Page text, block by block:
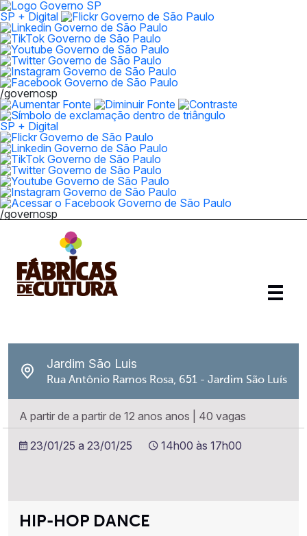
SP + Digital
/governosp
SP + Digital
/governosp
HIP-HOP DANCE
Jardim São Luis
Rua Antônio Ramos Rosa, 651 - Jardim São Luís
A partir de a partir de 12 anos anos 40 vagas
23/01/25 a 23/01/25 14h00 às 17h00